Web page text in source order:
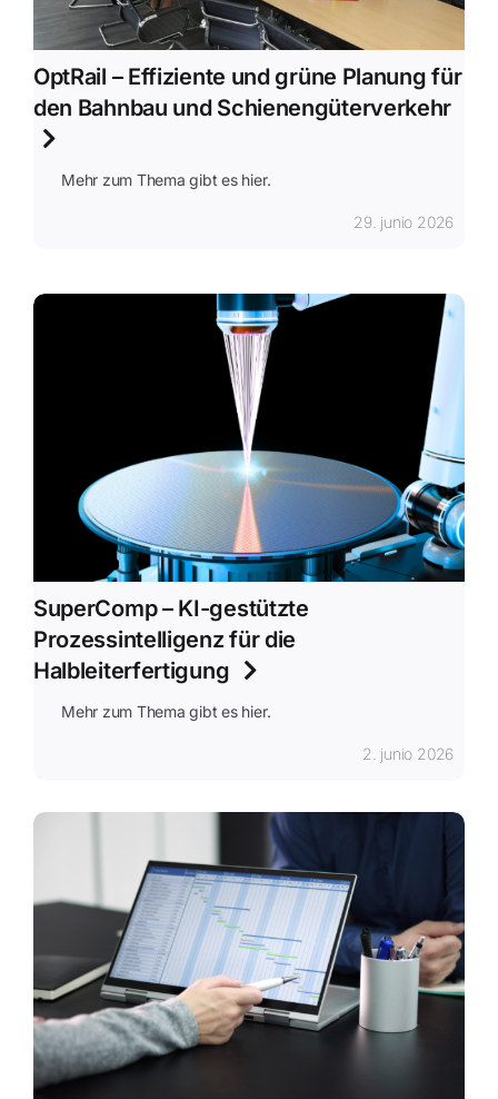
OptRail – Effiziente und grüne Planung für
den Bahnbau und Schienengüterverkehr
Mehr zum Thema gibt es hier.
29. junio 2026
SuperComp – KI-gestützte
Prozessintelligenz für die
Halbleiterfertigung
Mehr zum Thema gibt es hier.
2. junio 2026